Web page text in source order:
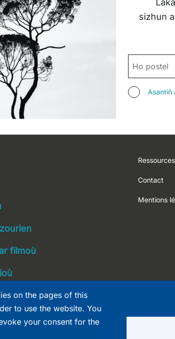
sizhun
POSTEL
ASANTIÑAsantiñ
navigation
filmoù
Ressources
Contact
Mentions
on the pages of this
to use the website. You
your consent for the